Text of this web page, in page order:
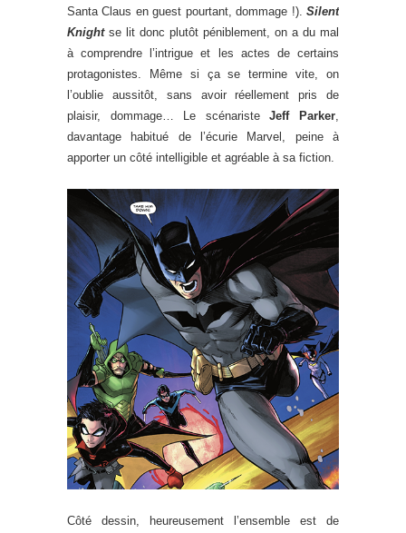
Santa Claus en guest pourtant, dommage !). Silent
Knight se lit donc plutôt péniblement, on a du mal
à comprendre l’intrigue et les actes de certains
protagonistes. Même si ça se termine vite, on
l’oublie aussitôt, sans avoir réellement pris de
plaisir, dommage… Le scénaristeJeff Parker
davantage habitué de l’écurie Marvel, peine à
apporter un côté intelligible et agréable à sa fiction.
Côté dessin, heureusement l’ensemble est de